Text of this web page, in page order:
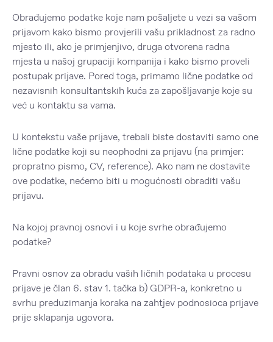
Obrađujemo podatke koje nam pošaljete u vezi sa vašom
prijavom kako bismo provjerili vašu prikladnost za radno
mjesto ili, ako je primjenjivo, druga otvorena radna
mjesta u našoj grupaciji kompanija i kako bismo proveli
postupak prijave. Pored toga, primamo lične podatke od
nezavisnih konsultantskih kuća za zapošljavanje koje su
već u kontaktu sa vama.
U kontekstu vaše prijave, trebali biste dostaviti samo one
lične podatke koji su neophodni za prijavu (na primjer:
propratno pismo, CV, reference). Ako nam ne dostavite
ove podatke, nećemo biti u mogućnosti obraditi vašu
prijavu.
Na kojoj pravnoj osnovi i u koje svrhe obrađujemo
podatke?
Pravni osnov za obradu vaših ličnih podataka u procesu
prijave je član 6. stav 1. tačka b) GDPR-a, konkretno u
svrhu preduzimanja koraka na zahtjev podnosioca prijave
prije sklapanja ugovora.